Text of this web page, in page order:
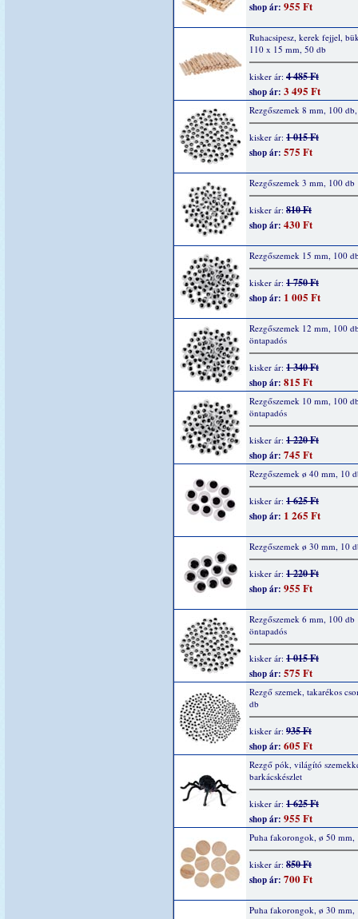
shop ár: 955 Ft
Ruhacsipesz, kerek fejjel,
110 x 15 mm, 50 db
kisker ár: 4 485 Ft
shop ár: 3 495 Ft
Rezgőszemek 8 mm, 100
kisker ár: 1 015 Ft
shop ár: 575 Ft
Rezgőszemek 3 mm, 100 db
kisker ár: 810 Ft
shop ár: 430 Ft
Rezgőszemek 15 mm, 100
kisker ár: 1 750 Ft
shop ár: 1 005 Ft
Rezgőszemek 12 mm, 100
öntapadós
kisker ár: 1 340 Ft
shop ár: 815 Ft
Rezgőszemek 10 mm, 100
öntapadós
kisker ár: 1 220 Ft
shop ár: 745 Ft
Rezgőszemek ø 40 mm, 10
kisker ár: 1 625 Ft
shop ár: 1 265 Ft
Rezgőszemek ø 30 mm, 10
kisker ár: 1 220 Ft
shop ár: 955 Ft
Rezgőszemek 6 mm, 100 db
öntapadós
kisker ár: 1 015 Ft
shop ár: 575 Ft
Rezgő szemek, takarékos
db
kisker ár: 935 Ft
shop ár: 605 Ft
Rezgő pók, világító
barkácskészlet
kisker ár: 1 625 Ft
shop ár: 955 Ft
Puha fakorongok, ø 50 mm,
kisker ár: 850 Ft
shop ár: 700 Ft
Puha fakorongok, ø 30 mm,